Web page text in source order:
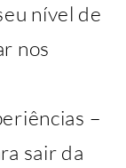
nível de
nos
–
sair da